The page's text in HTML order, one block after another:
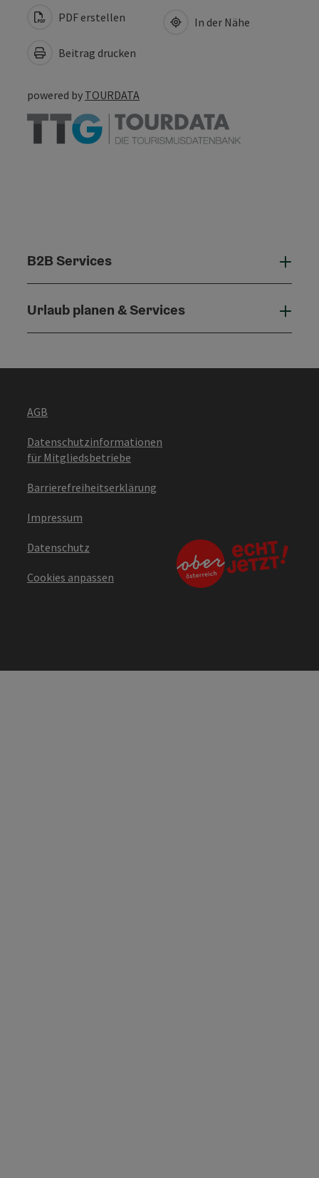
PDF erstellen
Beitrag drucken
In der Nähe
powered by TOURDATA
B2B Services
Urlaub planen & Services
AGB
Datenschutzinformationen
für Mitgliedsbetriebe
Barrierefreiheitserklärung
Impressum
Datenschutz
Cookies anpassen